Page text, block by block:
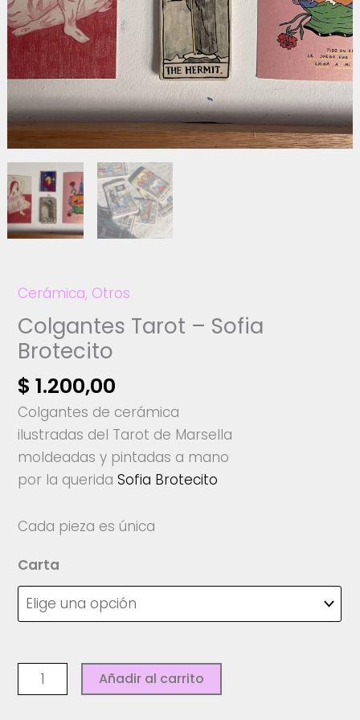
Cerámica, Otros
Colgantes Tarot – Sofia
Brotecito
$ 1.200,00
Colgantes de cerámica
ilustradas del Tarot de Marsella
moldeadas y pintadas a mano
por la queridaSofia Brotecito
Cada pieza es única
Carta
Colgantes
Tarot
Añadir al carrito